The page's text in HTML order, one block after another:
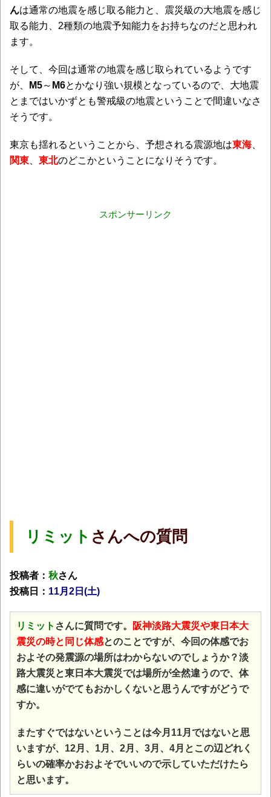
んは通常の地震を感じ取る能力と、震災級の大地震を感じ
取る能力、2種類の地震予知能力をお持ちなのだと思われ
ます。
そして、今回は通常の地震を感じ取られているようです
が、
M5～ M6とかなり強い規模となっているので、大地震
とまではいかずとも警戒級の地震ということで間違いなさ
そうです。
東京も揺れるということから、予想される震源地は東海、
関東
東北のどこかということになりそうです。
スポンサーリンク
リミット さんへの質問
投稿者： 秋さん
投稿日： 11月2日(土)
リミット さんに質問です。
阪神淡路大震災や東日本大
震災の時と同じ体感とのことですが、今回の体感でお
およその発震源の場所はわからないのでしょうか？淡
路大震災と東日本大震災では場所が全然違うので、体
感に違いがでてもおかしくないと思うんですがどうで
すか。
またすぐではないということは今月11月ではないと思
いますが、12月、1月、2月、3月、4月とこの辺どれく
らいの確率かおおよそでいいので示していただけたら
と思います。